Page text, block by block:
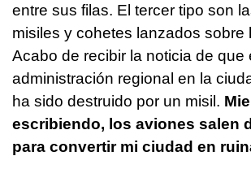
entre sus filas. El tercer tipo son
misiles y cohetes lanzados sobre
Acabo de recibir la noticia de que
administración regional en la
ha sido destruido por un misil.
escribiendo, los aviones salen
para convertir mi ciudad en